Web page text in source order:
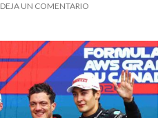
DEJA UN COMENTARIO